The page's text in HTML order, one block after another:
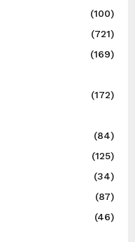
(100)
(721)
(169)
(172)
(84)
(125)
(34)
(87)
(46)